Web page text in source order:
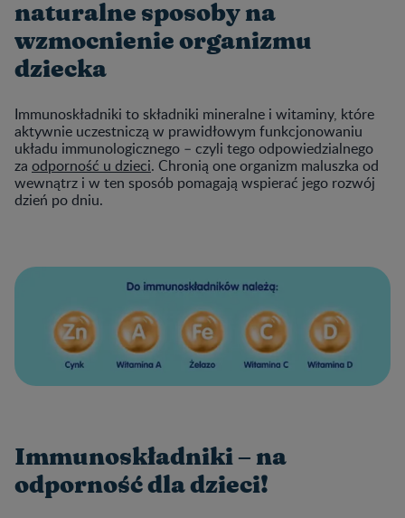
naturalne sposoby na
wzmocnienie organizmu
dziecka
Immunoskładniki to składniki mineralne i witaminy, które
aktywnie uczestniczą w prawidłowym funkcjonowaniu
układu immunologicznego – czyli tego odpowiedzialnego
za odporność u dzieci. Chronią one organizm maluszka od
wewnątrz i w ten sposób pomagają wspierać jego rozwój
dzień po dniu.
Immunoskładniki – na
odporność dla dzieci!